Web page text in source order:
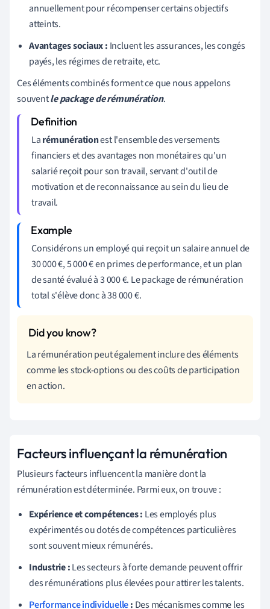
annuellement pour récompenser certains objectifs
atteints.
Avantages sociaux : Incluent les assurances, les congés
payés, les régimes de retraite, etc.
Ces éléments combinés forment ce que nous appelons
souventle package de rémunération.
Larémunérationest l'ensemble des versements
financiers et des avantages non monétaires qu'un
salarié reçoit pour son travail, servant d'outil de
motivation et de reconnaissance au sein du lieu de
travail.
Considérons un employé qui reçoit un salaire annuel de
30 000 €, 5 000 € en primes de performance, et un plan
de santé évalué à 3 000 €. Le package de rémunération
total s'élève donc à 38 000 €.
La rémunération peut également inclure des éléments
comme les stock-options ou des coûts de participation
en action.
Facteurs influençant la rémunération
Plusieurs facteurs influencent la manière dont la
rémunération est déterminée. Parmi eux, on trouve :
Expérience et compétences : Les employés plus
expérimentés ou dotés de compétences particulières
sont souvent mieux rémunérés.
Industrie :Les secteurs à forte demande peuvent offrir
des rémunérations plus élevées pour attirer les talents.
Performance individuelle: Des mécanismes comme les